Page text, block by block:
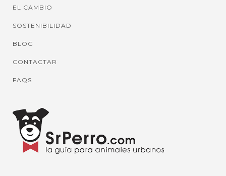
EL CAMBIO
SOSTENIBILIDAD
BLOG
CONTACTAR
FAQS